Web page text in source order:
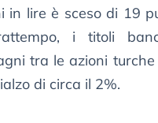
in lire è sceso di 19
i titoli
tra le azioni turche
di circa il 2%.